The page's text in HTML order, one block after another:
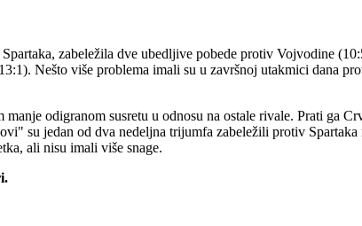
zabeležila dve ubedljive pobede protiv Vojvodine
Nešto više problema imali su u završnoj utakmici dana
odigranom susretu u odnosu na ostale rivale. Prati ga
su jedan od dva nedeljna trijumfa zabeležili protiv
ali nisu imali više snage.